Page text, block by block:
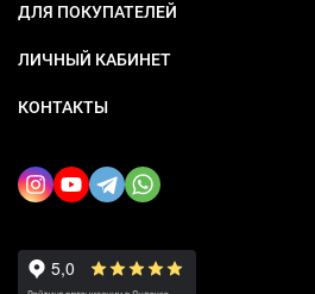
ДЛЯ ПОКУПАТЕЛЕЙ
ЛИЧНЫЙ КАБИНЕТ
КОНТАКТЫ